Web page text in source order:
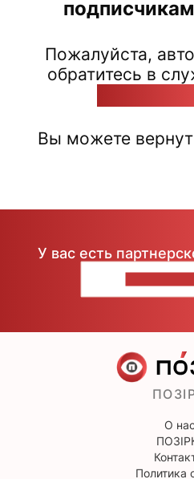
Пожалуйста,
обратитесь в
Вы можете
У вас есть
О нас
Политика